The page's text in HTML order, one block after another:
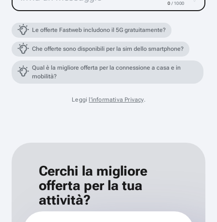
0 / 1000
Le offerte Fastweb includono il 5G gratuitamente?
Che offerte sono disponibili per la sim dello smartphone?
Qual è la migliore offerta per la connessione a casa e in
mobilità?
Leggi l'informativa Privacy.
Cerchi la migliore
offerta per la tua
attività?